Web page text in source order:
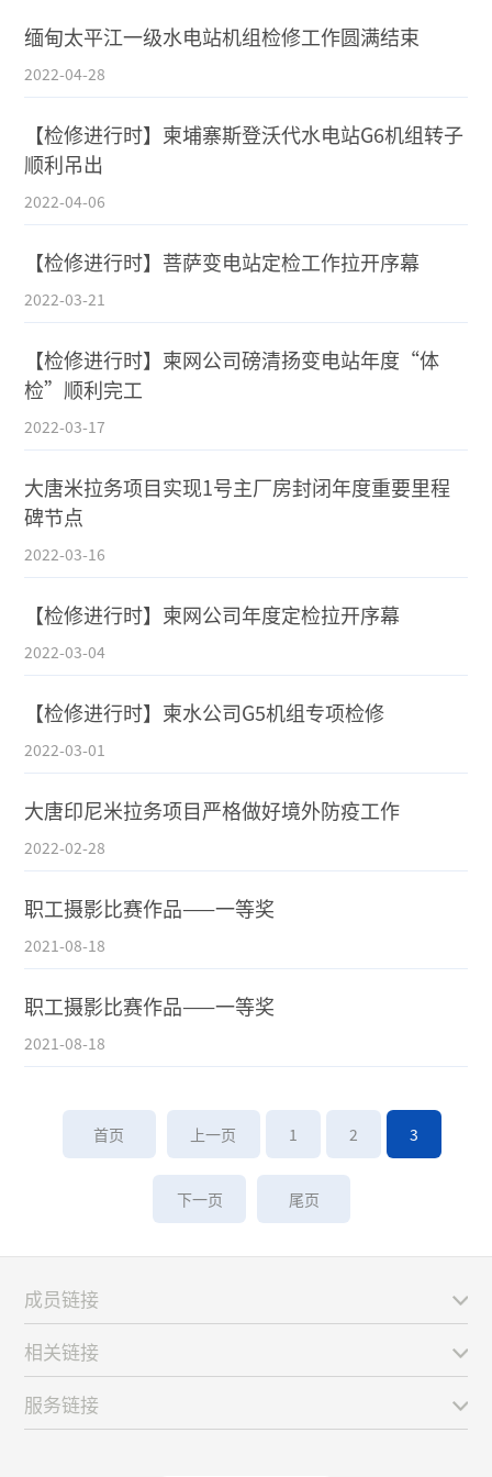
缅甸太平江一级水电站机组检修工作圆满结束
2022-04-28
【检修进行时】柬埔寨斯登沃代水电站G6机组转子
顺利吊出
2022-04-06
【检修进行时】菩萨变电站定检工作拉开序幕
2022-03-21
【检修进行时】柬网公司磅清扬变电站年度“体
检”顺利完工
2022-03-17
大唐米拉务项目实现1号主厂房封闭年度重要里程
碑节点
2022-03-16
【检修进行时】柬网公司年度定检拉开序幕
2022-03-04
【检修进行时】柬水公司G5机组专项检修
2022-03-01
大唐印尼米拉务项目严格做好境外防疫工作
2022-02-28
职工摄影比赛作品——一等奖
2021-08-18
职工摄影比赛作品——一等奖
2021-08-18
首页 上一页 1 2 3
下一页 尾页
成员链接
相关链接
服务链接